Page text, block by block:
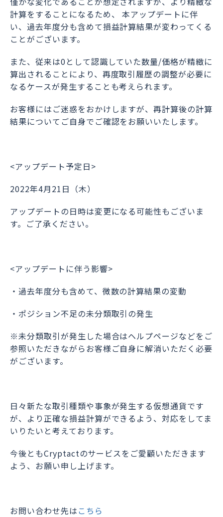
計算をすることになるため、 本アップデートに伴
い、過去年度分も含めて損益計算結果が変わってくる
ことがございます。
また、従来は0として認識していた数量/価格が精緻に
算出されることにより、再度取引履歴の調整が必要に
なるケースが発生することも考えられます。
お客様にはご迷惑をおかけしますが、再計算後の計算
結果についてご自身でご確認をお願いいたします。
<アップデート予定日>
2022年4月21日（木）
アップデートの日時は変更になる可能性もございま
す。ご了承ください。
<アップデートに伴う影響>
・過去年度分も含めて、微数の計算結果の変動
・ポジション不足の未分類取引の発生
※未分類取引が発生した場合はヘルプページなどをご
参照いただきながらお客様ご自身に解消いただく必要
がございます。
日々新たな取引種類や事象が発生する仮想通貨です
が、より正確な損益計算ができるよう、対応をしてま
いりたいと考えております。
今後ともCryptactのサービスをご愛顧いただきます
よう、お願い申し上げます。
お問い合わせ先は こちら